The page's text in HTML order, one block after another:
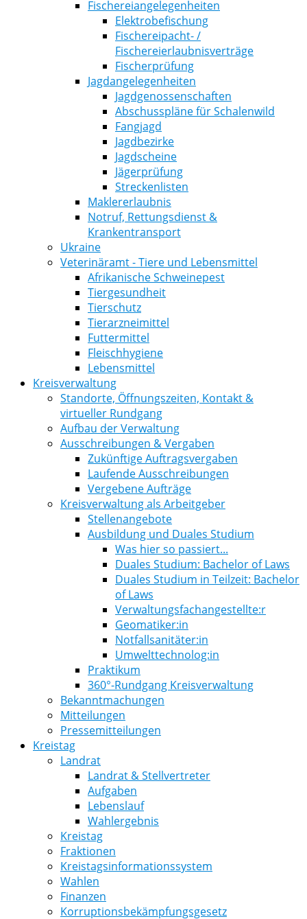
Fischereiangelegenheiten
Elektrobefischung
Fischereipacht- /
Fischereierlaubnisverträge
Fischerprüfung
Jagdangelegenheiten
Jagdgenossenschaften
Abschusspläne für Schalenwild
Fangjagd
Jagdbezirke
Jagdscheine
Jägerprüfung
Streckenlisten
Maklererlaubnis
Notruf, Rettungsdienst &
Krankentransport
Ukraine
Veterinäramt - Tiere und Lebensmittel
Afrikanische Schweinepest
Tiergesundheit
Tierschutz
Tierarzneimittel
Futtermittel
Fleischhygiene
Lebensmittel
Kreisverwaltung
Standorte, Öffnungszeiten, Kontakt &
virtueller Rundgang
Aufbau der Verwaltung
Ausschreibungen & Vergaben
Zukünftige Auftragsvergaben
Laufende Ausschreibungen
Vergebene Aufträge
Kreisverwaltung als Arbeitgeber
Stellenangebote
Ausbildung und Duales Studium
Was hier so passiert...
Duales Studium: Bachelor of Laws
Duales Studium in Teilzeit: Bachelor
of Laws
Verwaltungsfachangestellte:r
Geomatiker:in
Notfallsanitäter:in
Umwelttechnolog:in
Praktikum
360°-Rundgang Kreisverwaltung
Bekanntmachungen
Mitteilungen
Pressemitteilungen
Kreistag
Landrat
Landrat & Stellvertreter
Aufgaben
Lebenslauf
Wahlergebnis
Kreistag
Fraktionen
Kreistagsinformationssystem
Wahlen
Finanzen
Korruptionsbekämpfungsgesetz